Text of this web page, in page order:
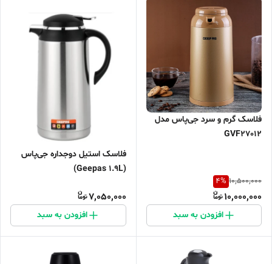
فلاسک گرم و سرد جی‌پاس مدل
GVF27012
10,500,000
4%
10,000,000
افزودن به سبد
فلاسک استیل دوجداره جی‌پاس
(Geepas 1.9L)
7,050,000
افزودن به سبد